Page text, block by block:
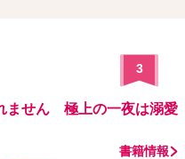
3
ません 極上の一夜は溺愛
書籍情報